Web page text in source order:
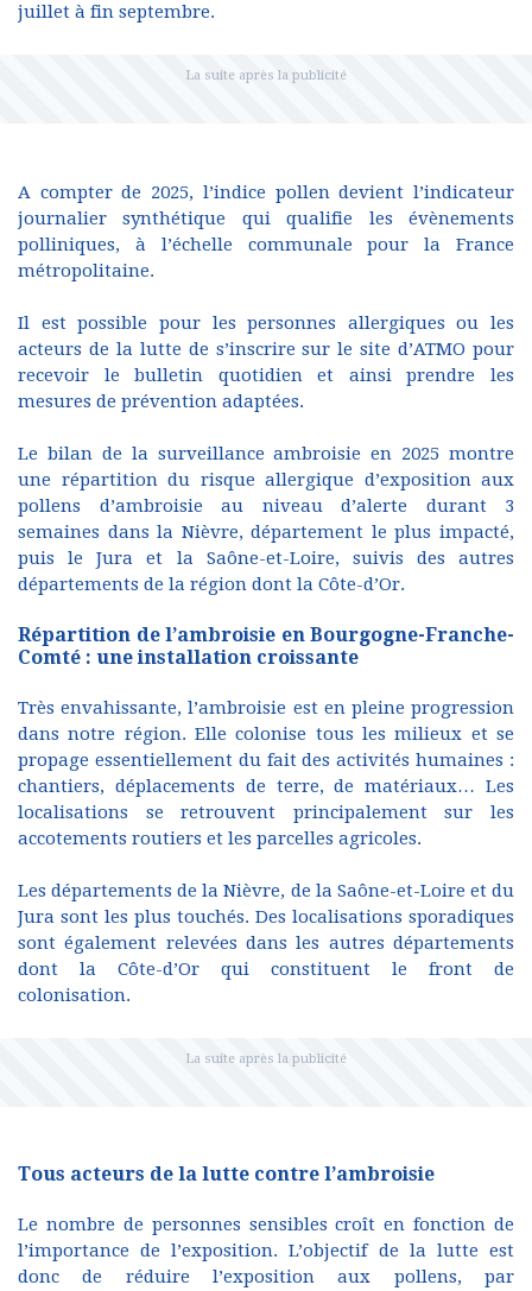
juillet à fin septembre.
A compter de 2025, l’indice pollen devient l’indicateur
journalier synthétique qui qualifie les évènements
polliniques, à l’échelle communale pour la France
métropolitaine.
Il est possible pour les personnes allergiques ou les
acteurs de la lutte de s’inscrire sur le site d’ATMO pour
recevoir le bulletin quotidien et ainsi prendre les
mesures de prévention adaptées.
Le bilan de la surveillance ambroisie en 2025 montre
une répartition du risque allergique d’exposition aux
pollens d’ambroisie au niveau d’alerte durant 3
semaines dans la Nièvre, département le plus impacté,
puis le Jura et la Saône-et-Loire, suivis des autres
départements de la région dont la Côte-d’Or.
Répartition de l’ambroisie en Bourgogne-Franche-
Comté : une installation croissante
Très envahissante, l’ambroisie est en pleine progression
dans notre région. Elle colonise tous les milieux et se
propage essentiellement du fait des activités humaines :
chantiers, déplacements de terre, de matériaux… Les
localisations se retrouvent principalement sur les
accotements routiers et les parcelles agricoles.
Les départements de la Nièvre, de la Saône-et-Loire et du
Jura sont les plus touchés. Des localisations sporadiques
sont également relevées dans les autres départements
dont la Côte-d’Or qui constituent le front de
colonisation.
Tous acteurs de la lutte contre l’ambroisie
Le nombre de personnes sensibles croît en fonction de
l’importance de l’exposition. L’objectif de la lutte est
donc de réduire l’exposition aux pollens, par